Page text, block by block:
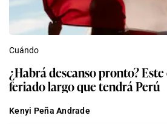
Cuándo
¿Habrá descanso pronto?
feriado largo que tendrá Perú
Kenyi Peña Andrade